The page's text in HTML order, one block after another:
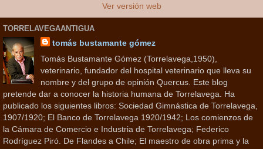
Ver versión web
TORRELAVEGAANTIGUA
tomás bustamante gómez
Tomás Bustamante Gómez (Torrelavega,1950),
veterinario, fundador del hospital veterinario que lleva su
nombre y del grupo de opinión Quercus. Este blog
pretende dar a conocer la historia humana de Torrelavega. Ha
publicado los siguientes libros: Sociedad Gimnástica de Torrelavega,
1907/1920; El Banco de Torrelavega 1920/1942; Los comienzos de
la Cámara de Comercio e Industria de Torrelavega; Federico
Rodríguez Piró. De Flandes a Chile; El maestro de obra prima y la